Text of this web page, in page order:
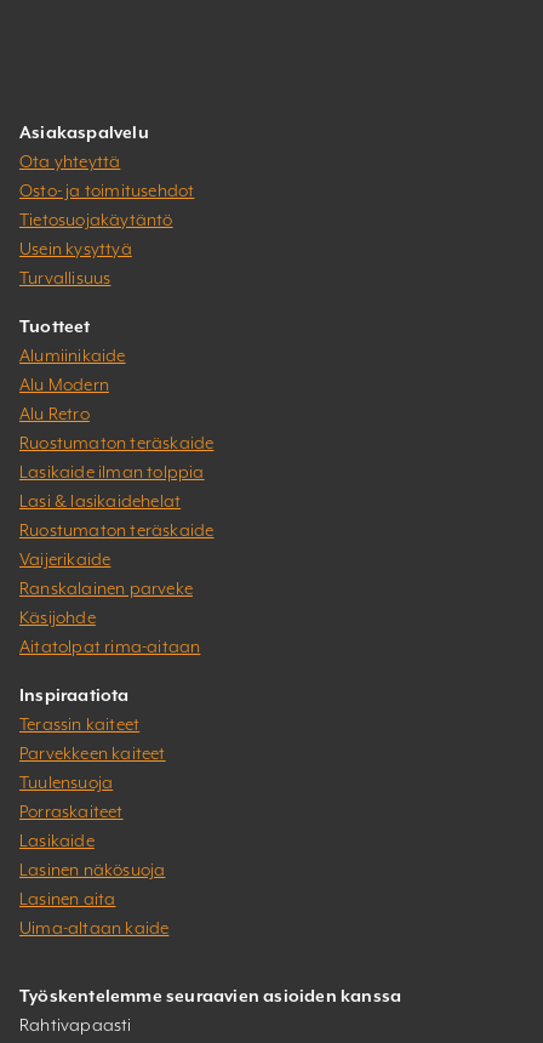
Asiakaspalvelu
Ota yhteyttä
Osto- ja toimitusehdot
Tietosuojakäytäntö
Usein kysyttyä
Turvallisuus
Tuotteet
Alumiinikaide
Alu Modern
Alu Retro
Ruostumaton teräskaide
Lasikaide ilman tolppia
Lasi & lasikaidehelat
Ruostumaton teräskaide
Vaijerikaide
Ranskalainen parveke
Käsijohde
Aitatolpat rima-aitaan
Inspiraatiota
Terassin kaiteet
Parvekkeen kaiteet
Tuulensuoja
Porraskaiteet
Lasikaide
Lasinen näkösuoja
Lasinen aita
Uima-altaan kaide
Työskentelemme seuraavien asioiden kanssa
Rahtivapaasti